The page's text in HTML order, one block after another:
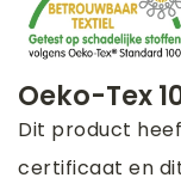
Oeko-Tex
Dit product
certificaat en